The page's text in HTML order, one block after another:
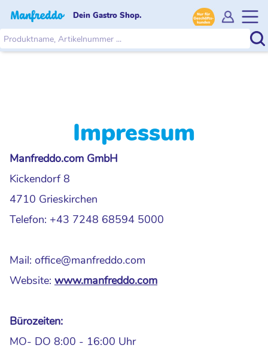
Dein Gastro Shop.
Impressum
Manfreddo.com GmbH
Kickendorf 8
4710 Grieskirchen
Telefon: +43 7248 68594 5000
Mail: office@manfreddo.com
Website: www.manfreddo.com
Bürozeiten:
MO- DO 8:00 - 16:00 Uhr